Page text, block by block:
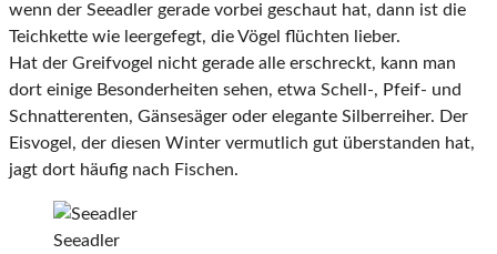
wenn der Seeadler gerade vorbei geschaut hat, dann ist die
Teichkette wie leergefegt, die Vögel flüchten lieber.
Hat der Greifvogel nicht gerade alle erschreckt, kann man
dort einige Besonderheiten sehen, etwa Schell-, Pfeif- und
Schnatterenten, Gänsesäger oder elegante Silberreiher. Der
Eisvogel, der diesen Winter vermutlich gut überstanden hat,
jagt dort häufig nach Fischen.
Seeadler